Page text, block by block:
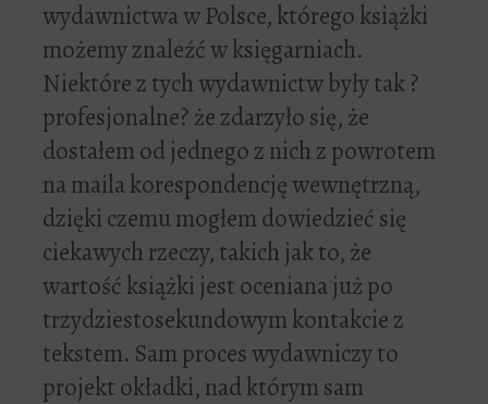
wydawnictwa w Polsce, którego książki
możemy znaleźć w księgarniach.
Niektóre z tych wydawnictw były tak ?
profesjonalne? że zdarzyło się, że
dostałem od jednego z nich z powrotem
na maila korespondencję wewnętrzną,
dzięki czemu mogłem dowiedzieć się
ciekawych rzeczy, takich jak to, że
wartość książki jest oceniana już po
trzydziestosekundowym kontakcie z
tekstem. Sam proces wydawniczy to
projekt okładki, nad którym sam